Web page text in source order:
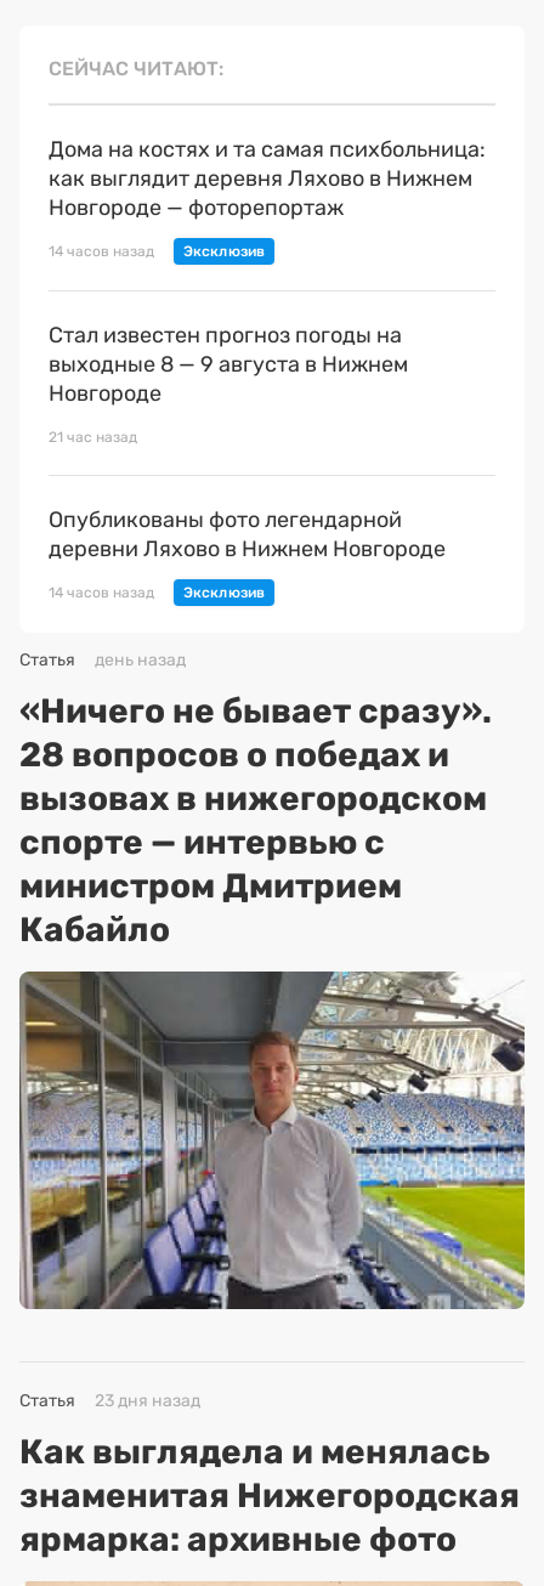
СЕЙЧАС ЧИТАЮТ
Дома на костях и та самая психбольница:
как выглядит деревня Ляхово в Нижнем
Новгороде — фоторепортаж
14 часов назад
Стал известен прогноз погоды на
выходные 8 — 9 августа в Нижнем
Новгороде
21 час назад
Опубликованы фото легендарной
деревни Ляхово в Нижнем Новгороде
14 часов назад
Статья день назад
«Ничего не бывает сразу».
28 вопросов о победах и
вызовах в нижегородском
спорте — интервью с
министром Дмитрием
Кабайло
Статья 23 дня назад
Как выглядела и менялась
знаменитая Нижегородская
ярмарка: архивные фото